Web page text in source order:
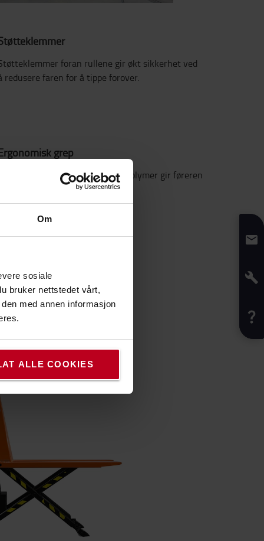
Om
sosiale
bruker nettstedet vårt,
med annen informasjon
ALLE COOKIES
foran rullene gir økt sikkerhet ved
redusere faren for å tippe forover.
grep
Innkapslet håndtak i slitesterkt polymer gir føreren
komfort og håndbeskyttelse.